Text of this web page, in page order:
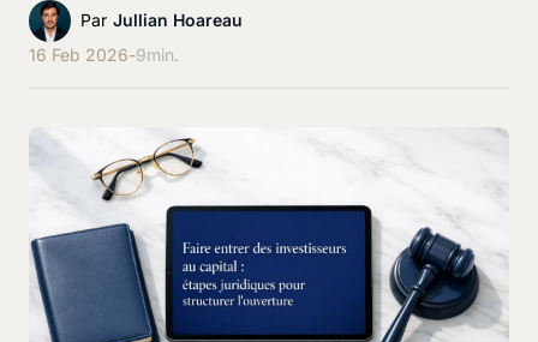
Par Jullian Hoareau
16 Feb 2026-9min.